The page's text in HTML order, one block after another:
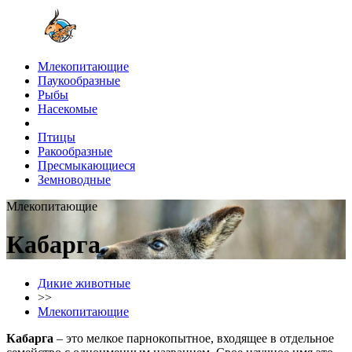
Млекопитающие
Паукообразные
Рыбы
Насекомые
Птицы
Ракообразные
Пресмыкающиеся
Земноводные
Млекопитающие
Кабарга
Дикие животные
>>
Млекопитающие
Кабарга – это мелкое парнокопытное, входящее в отдельное